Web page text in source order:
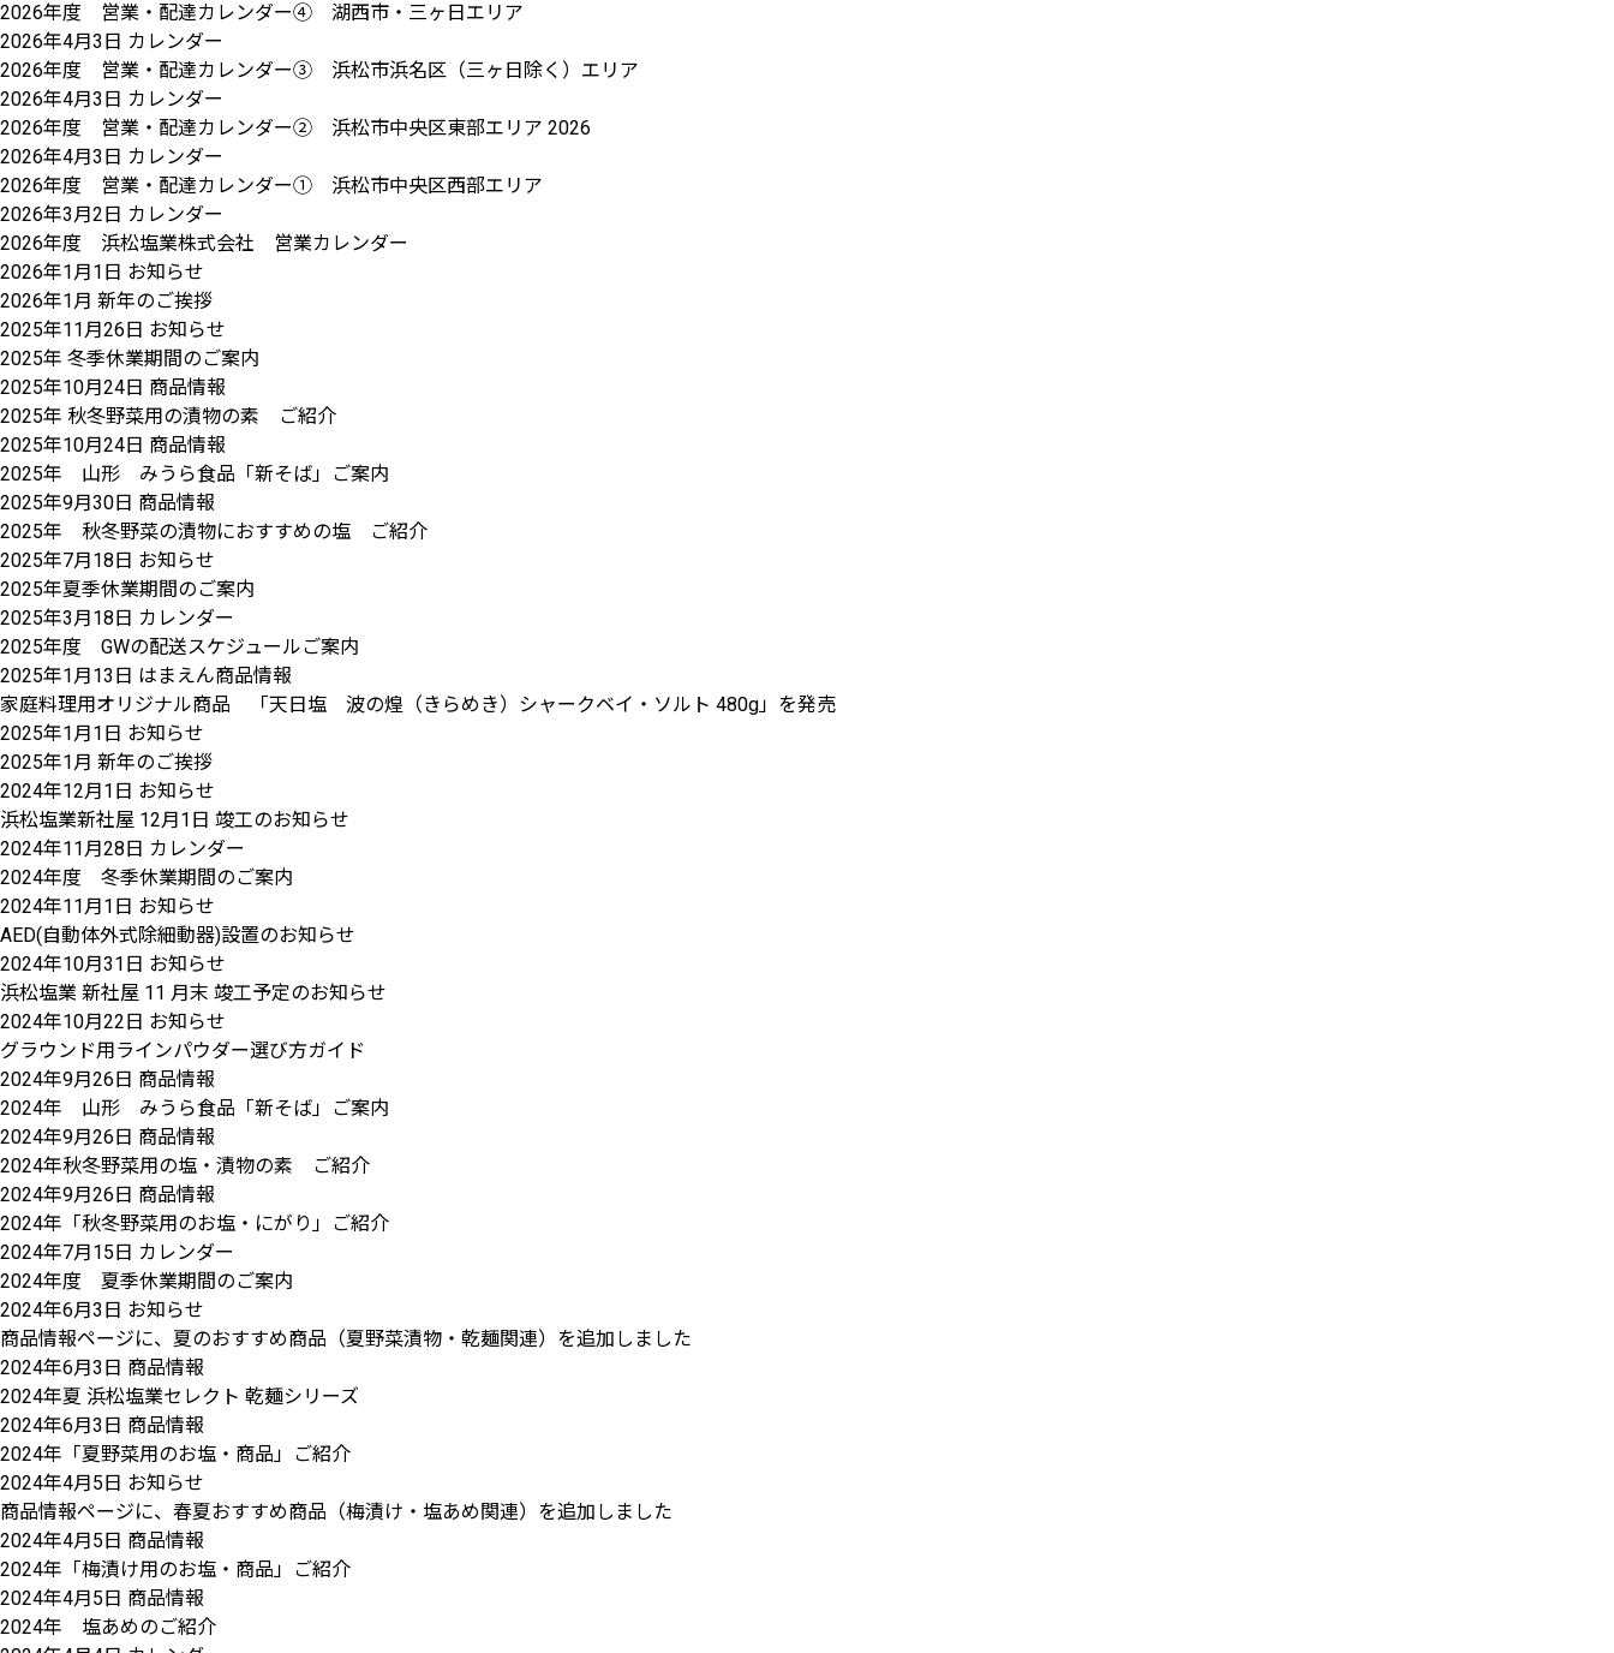
2026年度 営業・配達カレンダー④ 湖西市・三ヶ日エリア
2026年4月3日 カレンダー
2026年度 営業・配達カレンダー③ 浜松市浜名区（三ヶ日除く）エリア
2026年4月3日 カレンダー
2026年度 営業・配達カレンダー② 浜松市中央区東部エリア 2026
2026年4月3日 カレンダー
2026年度 営業・配達カレンダー① 浜松市中央区西部エリア
2026年3月2日 カレンダー
2026年度 浜松塩業株式会社 営業カレンダー
2026年1月1日 お知らせ
2026年1月 新年のご挨拶
2025年11月26日 お知らせ
2025年 冬季休業期間のご案内
2025年10月24日 商品情報
2025年 秋冬野菜用の漬物の素 ご紹介
2025年10月24日 商品情報
2025年 山形 みうら食品「新そば」ご案内
2025年9月30日 商品情報
2025年 秋冬野菜の漬物におすすめの塩 ご紹介
2025年7月18日 お知らせ
2025年夏季休業期間のご案内
2025年3月18日 カレンダー
2025年度 GWの配送スケジュールご案内
2025年1月13日 はまえん商品情報
家庭料理用オリジナル商品 「天日塩 波の煌（きらめき）シャークベイ・ソルト 480g」を発売
2025年1月1日 お知らせ
2025年1月 新年のご挨拶
2024年12月1日 お知らせ
浜松塩業新社屋 12月1日 竣工のお知らせ
2024年11月28日 カレンダー
2024年度 冬季休業期間のご案内
2024年11月1日 お知らせ
AED(自動体外式除細動器)設置のお知らせ
2024年10月31日 お知らせ
浜松塩業 新社屋 11 月末 竣工予定のお知らせ
2024年10月22日 お知らせ
グラウンド用ラインパウダー選び方ガイド
2024年9月26日 商品情報
2024年 山形 みうら食品「新そば」ご案内
2024年9月26日 商品情報
2024年秋冬野菜用の塩・漬物の素 ご紹介
2024年9月26日 商品情報
2024年「秋冬野菜用のお塩・にがり」ご紹介
2024年7月15日 カレンダー
2024年度 夏季休業期間のご案内
2024年6月3日 お知らせ
商品情報ページに、夏のおすすめ商品（夏野菜漬物・乾麺関連）を追加しました
2024年6月3日 商品情報
2024年夏 浜松塩業セレクト 乾麺シリーズ
2024年6月3日 商品情報
2024年「夏野菜用のお塩・商品」ご紹介
2024年4月5日 お知らせ
商品情報ページに、春夏おすすめ商品（梅漬け・塩あめ関連）を追加しました
2024年4月5日 商品情報
2024年「梅漬け用のお塩・商品」ご紹介
2024年4月5日 商品情報
2024年 塩あめのご紹介